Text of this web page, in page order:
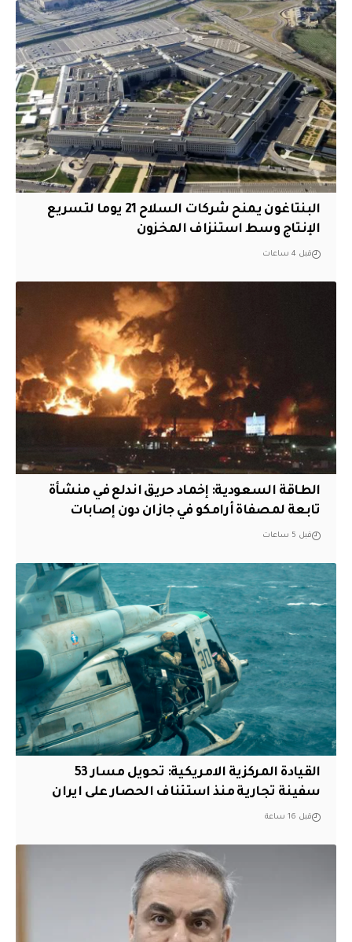
البنتاغون يمنح شركات السلاح 21 يوما لتسريع
الإنتاج وسط استنزاف المخزون
قبل 4 ساعات
‏الطاقة السعودية: إخماد حريق اندلع في منشأة
تابعة لمصفاة أرامكو في جازان دون إصابات
قبل 5 ساعات
القيادة المركزية الامريكية: تحويل مسار 53
سفينة تجارية منذ استئناف الحصار على ايران
قبل 16 ساعة